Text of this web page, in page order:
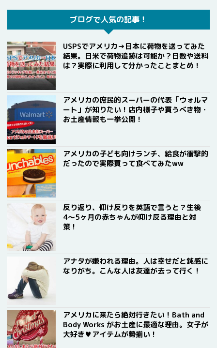
ブログで人気の記事！
USPSでアメリカ→日本に荷物を送ってみた
結果。日米で荷物追跡は可能か？日数や送料
は？実際に利用して分かったことまとめ！
アメリカの庶民的スーパーの代表「ウォルマ
ート」が知りたい！店内様子や買うべき物・
お土産情報も一挙公開！
アメリカの子ども向けランチ、給食が衝撃的
だったので実際買って食べてみたww
反り返り、仰け反りを英語で言うと？生後
4〜5ヶ月の赤ちゃんが仰け反る理由と対
策！
アナタが嫌われる理由。人は幸せだと鈍感に
なりがち。こんな人は友達が去って行く！
アメリカに来たら絶対行きたい！Bath and
Body Works がお土産に最適な理由。女子が
大好き♥アイテムが勢揃い！